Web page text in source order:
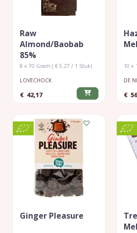
Raw
Almond/baobab
85%
8 x 70 Gram ( € 5.27 / 1 Stuk)
LOVECHOCK
€ 42,17
10 x
DE
€
Ginger Pleasure